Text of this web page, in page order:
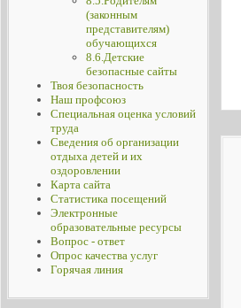
(законным
представителям)
обучающихся
8.6.Детские
безопасные сайты
Твоя безопасность
Наш профсоюз
Специальная оценка условий
труда
Сведения об организации
отдыха детей и их
оздоровлении
Карта сайта
Статистика посещений
Электронные
образовательные ресурсы
Вопрос - ответ
Опрос качества услуг
Горячая линия